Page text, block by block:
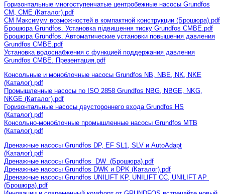
Горизонтальные многоступенчатые центробежные насосы Grundfos
CM, CME (Каталог).pdf
CM Максимум возможностей в компактной конструкции (Брошюра).pdf
Брошюра Grundfos. Установка підвищення тиску Grundfos CMBE.pdf
Брошюра Grundfos. Автоматические установки повышения давления
Grundfos CMBE.pdf
Установка водоснабжения с функцией поддержания давления
Grundfos CMBE. Презентация.pdf
Консольные и моноблочные насосы Grundfos NB, NBE, NK, NKE
(Каталог).pdf
Промышленные насосы по ISO 2858 Grundfos NBG, NBGE, NKG,
NKGE (Каталог).pdf
Горизонтальные насосы двустороннего входа Grundfos HS
(Каталог).pdf
Консольно-моноблочные промышленные насосы Grundfos MTB
(Каталог).pdf
Дренажные насосы Grundfos DP, EF SL1, SLV и AutoAdapt
(Каталог).pdf
Дренажные насосы Grundfos DW (Брошюра).pdf
Дренажные насосы Grundfos DWK и DPK (Каталог).pdf
Дренажные насосы Grundfos UNILIFT KP, UNILIFT CC, UNILIFT AP
(Брошюра).pdf